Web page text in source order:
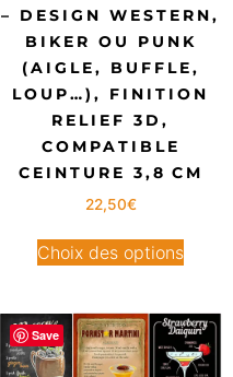
– DESIGN WESTERN,
BIKER OU PUNK
(AIGLE, BUFFLE,
LOUP…), FINITION
RELIEF 3D,
COMPATIBLE
CEINTURE 3,8 CM
22,50€
Choix des options
Save